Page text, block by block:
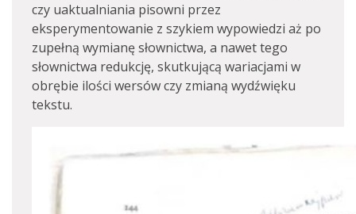
czy uaktualniania pisowni przez
eksperymentowanie z szykiem wypowiedzi aż po
zupełną wymianę słownictwa, a nawet tego
słownictwa redukcję, skutkującą wariacjami w
obrębie ilości wersów czy zmianą wydźwięku
tekstu.